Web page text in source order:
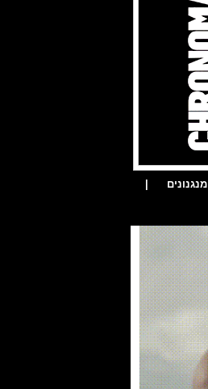
מנגנונים